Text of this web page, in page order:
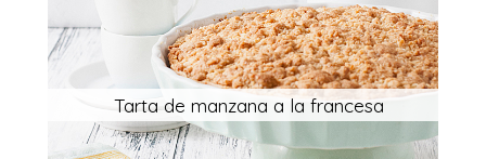
Tarta de manzana a la francesa